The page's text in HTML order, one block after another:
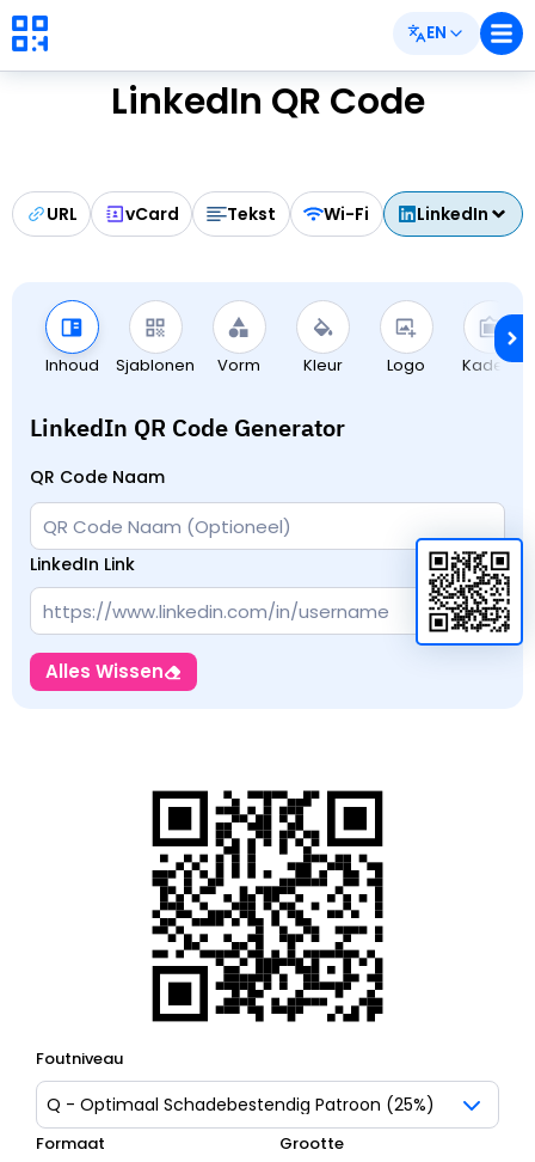
EN
LinkedIn QR Code
URL vCard Tekst Wi-Fi LinkedIn
Inhoud Sjablonen Vorm Kleur Logo Kaders
LinkedIn QR Code Generator
QR Code Naam
LinkedIn Link
Alles Wissen
Foutniveau
Formaat Grootte